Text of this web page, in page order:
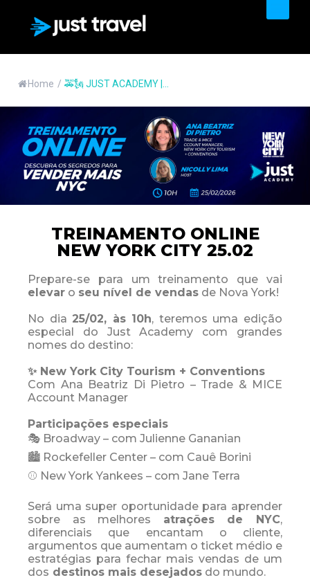
Home / 🚕🗽 JUST ACADEMY |...
TREINAMENTO ONLINE
NEW YORK CITY 25.02
Prepare-se para um treinamento que vai
elevar o seu nível de vendas de Nova York!
No dia 25/02, às 10h, teremos uma edição
especial do Just Academy com grandes
nomes do destino:
✨ New York City Tourism + Conventions
Com Ana Beatriz Di Pietro – Trade & MICE
Account Manager
Participações especiais
🎭 Broadway – com Julienne Gananian
🏙️ Rockefeller Center – com Cauê Borini
⚾ New York Yankees – com Jane Terra
Será uma super oportunidade para aprender
sobre as melhores atrações de NYC,
diferenciais que encantam o cliente,
argumentos que aumentam o ticket médio e
estratégias para fechar mais vendas de um
dos destinos mais desejados do mundo.